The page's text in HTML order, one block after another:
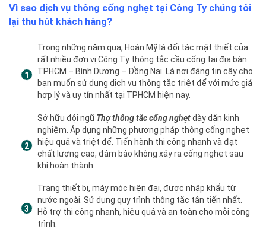
Vì sao dịch vụ thông cống nghẹt tại Công Ty chúng tôi
lại thu hút khách hàng?
Trong những năm qua, Hoàn Mỹ là đối tác mật thiết của
rất nhiều đơn vị Công Ty thông tắc cầu cống tại địa bàn
TPHCM – Bình Dương – Đồng Nai. Là nơi đáng tin cậy cho
bạn muốn sử dụng dịch vụ thông tắc triệt để với mức giá
hợp lý và uy tín nhất tại TPHCM hiện nay.
Sở hữu đội ngũ Thợ thông tắc cống nghẹtdày dặn kinh
nghiệm. Áp dụng những phương pháp thông cống nghẹt
hiệu quả và triệt để. Tiến hành thi công nhanh và đạt
chất lượng cao, đảm bảo không xảy ra cống nghẹt sau
khi hoàn thành.
Trang thiết bị, máy móc hiện đại, được nhập khẩu từ
nước ngoài. Sử dụng quy trình thông tắc tân tiến nhất.
Hỗ trợ thi công nhanh, hiệu quả và an toàn cho mỗi công
trình.